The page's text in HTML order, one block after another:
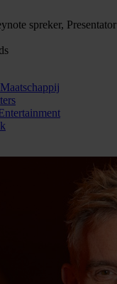
spreker, Presentator